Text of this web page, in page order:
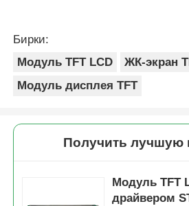
Бирки:
Модуль TFT LCD
ЖК-экран
Модуль дисплея TFT
Получить лучшую
Модуль TFT
драйвером